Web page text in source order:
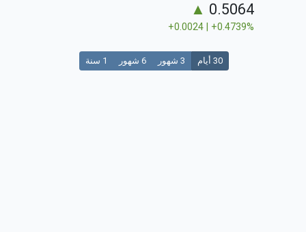
0.5064
▲
+0.0024 | +0.4739%
30 أيام 3 شهور 6 شهور 1 سنة